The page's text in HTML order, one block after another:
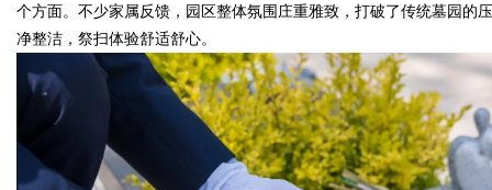
个方面。不少家属反馈，园区整体氛围庄重雅致，打破了传统墓园的
净整洁，祭扫体验舒适舒心。